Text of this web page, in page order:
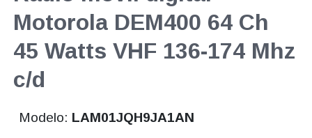
Motorola DEM400 64 Ch
45 Watts VHF 136-174 Mhz
c/d
Modelo: LAM01JQH9JA1AN